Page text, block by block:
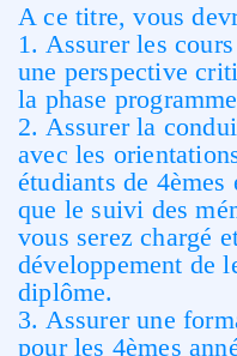
A ce titre, vous
1. Assurer les
une perspective
la phase
2. Assurer la
avec les
étudiants de 4èmes
que le suivi des
vous serez chargé
développement de
diplôme.
3. Assurer une
pour les 4èmes